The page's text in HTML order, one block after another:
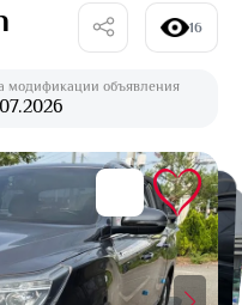
16
модификации объявления